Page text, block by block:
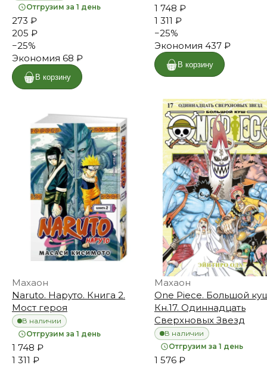
Отгрузим за 1 день
273 ₽
205 ₽
−25%
Экономия 68 ₽
В корзину
1 748 ₽
1 311 ₽
−25%
Экономия 437 ₽
В корзину
Махаон
Naruto. Наруто. Книга 2.
Мост героя
В наличии
Отгрузим за 1 день
1 748 ₽
1 311 ₽
Махаон
One Piece. Большой
Кн.17. Одиннадцать
Сверхновых Звезд
В наличии
Отгрузим за 1 день
1 576 ₽